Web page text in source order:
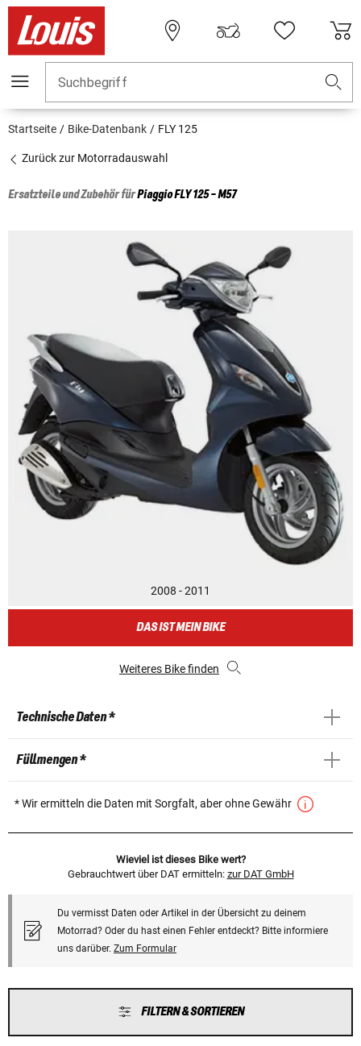
Suchbegriff
Startseite Bike-Datenbank FLY 125
Zurück zur Motorradauswahl
Ersatzteile und Zubehör fürPiaggioFLY 125 - M57
2008 - 2011
DAS IST MEIN BIKE
Weiteres Bike finden
Technische Daten *
Füllmengen *
* Wir ermitteln die Daten mit Sorgfalt, aber ohne Gewähr
Wieviel ist dieses Bike wert?
Gebrauchtwert über DAT ermitteln: zur DAT GmbH
Du vermisst Daten oder Artikel in der Übersicht zu deinem
Motorrad? Oder du hast einen Fehler entdeckt? Bitte informiere
uns darüber. Zum Formular
FILTERN & SORTIEREN